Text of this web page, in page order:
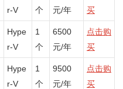
r-V
个
元/年
买
Hype
r-V
1
个
6500
元/年
点击购
买
Hype
r-V
1
个
9500
元/年
点击购
买